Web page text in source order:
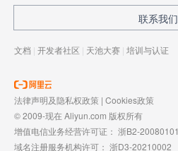
联系我们
文档 | 开发者社区 | 天池大赛 | 培训与认证
法律声明及隐私权政策 | Cookies政策
© 2009-现在 Aliyun.com 版权所有
增值电信业务经营许可证： 浙B2-20080101
域名注册服务机构许可： 浙D3-20210002